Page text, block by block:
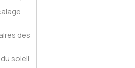
des
soleil